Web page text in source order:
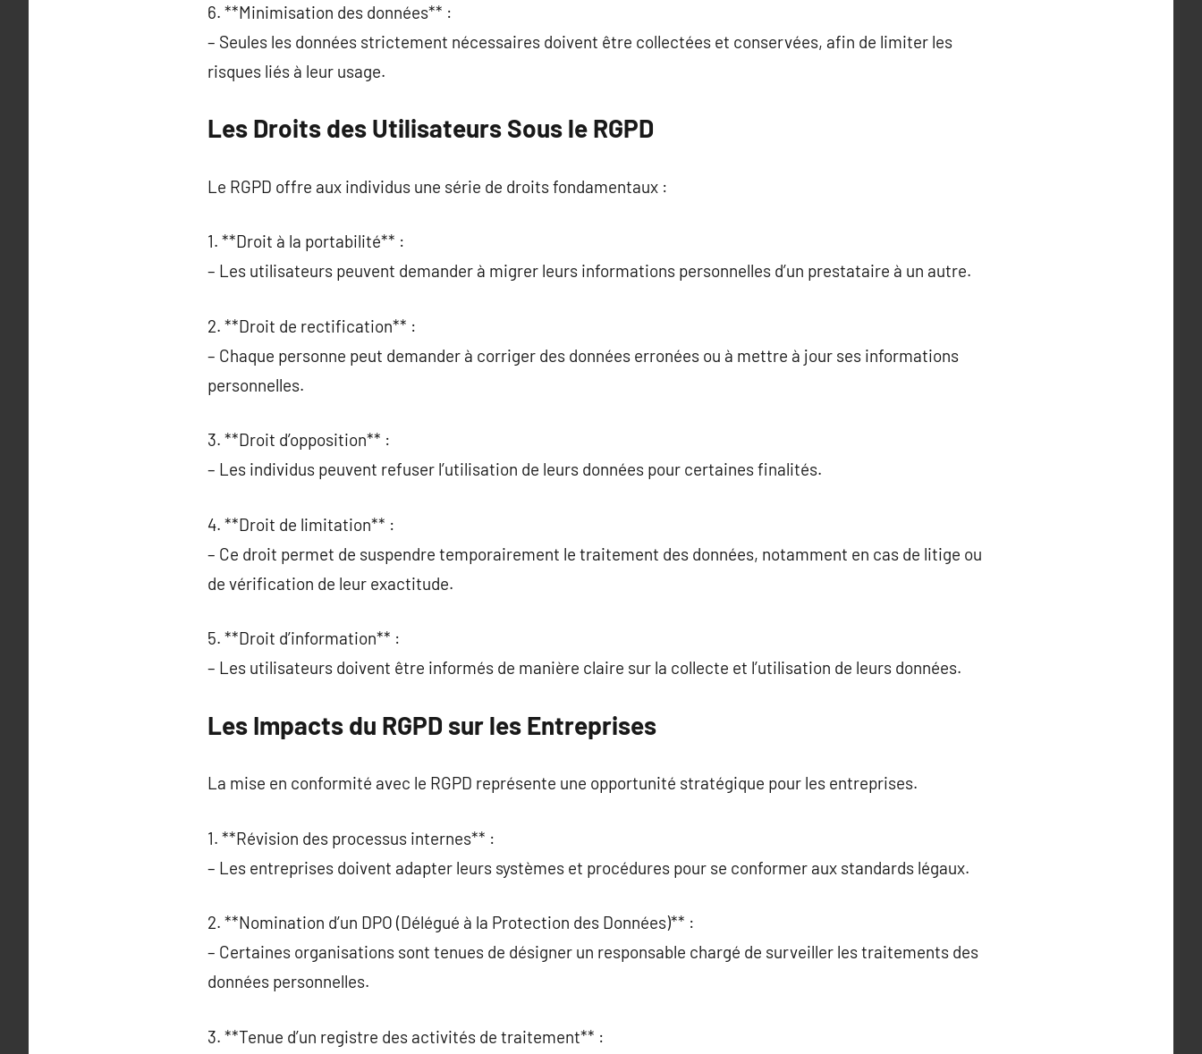
6. **Minimisation des données** :
– Seules les données strictement nécessaires doivent être collectées et conservées, afin de limiter les
risques liés à leur usage.
Les Droits des Utilisateurs Sous le RGPD
Le RGPD offre aux individus une série de droits fondamentaux :
1. **Droit à la portabilité** :
– Les utilisateurs peuvent demander à migrer leurs informations personnelles d’un prestataire à un autre.
2. **Droit de rectification** :
– Chaque personne peut demander à corriger des données erronées ou à mettre à jour ses informations
personnelles.
3. **Droit d’opposition** :
– Les individus peuvent refuser l’utilisation de leurs données pour certaines finalités.
4. **Droit de limitation** :
– Ce droit permet de suspendre temporairement le traitement des données, notamment en cas de litige ou
de vérification de leur exactitude.
5. **Droit d’information** :
– Les utilisateurs doivent être informés de manière claire sur la collecte et l’utilisation de leurs données.
Les Impacts du RGPD sur les Entreprises
La mise en conformité avec le RGPD représente une opportunité stratégique pour les entreprises.
1. **Révision des processus internes** :
– Les entreprises doivent adapter leurs systèmes et procédures pour se conformer aux standards légaux.
2. **Nomination d’un DPO (Délégué à la Protection des Données)** :
– Certaines organisations sont tenues de désigner un responsable chargé de surveiller les traitements des
données personnelles.
3. **Tenue d’un registre des activités de traitement** :